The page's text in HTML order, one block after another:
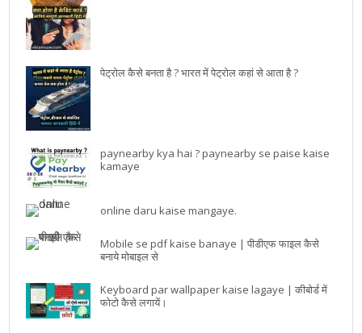
पेट्रोल कैसे बनता है ? भारत में पेट्रोल कहां से आता है ?
paynearby kya hai ? paynearby se paise kaise
kamaye
online daru kaise mangaye.
Mobile se pdf kaise banaye | पीडीएफ फाइल कैसे
बनाये मोबाइल से
Keyboard par wallpaper kaise lagaye | कीबोर्ड में
फोटो कैसे लगायें।